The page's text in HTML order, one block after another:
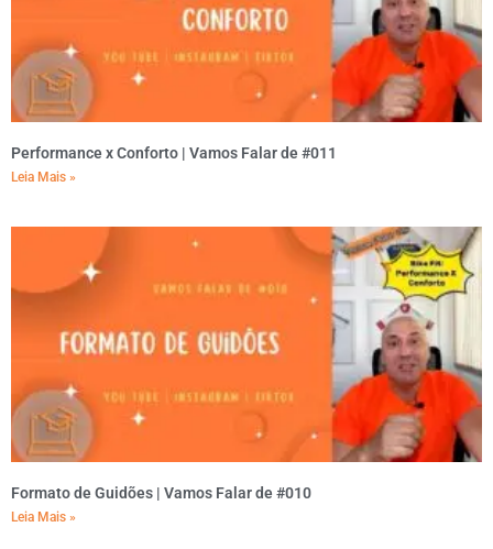
Performance x Conforto | Vamos Falar de #011
Leia Mais »
Formato de Guidões | Vamos Falar de #010
Leia Mais »